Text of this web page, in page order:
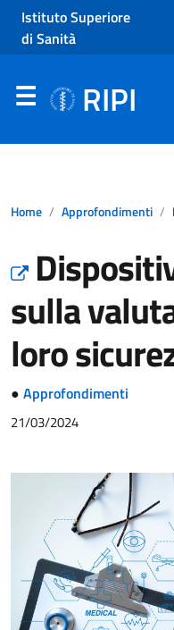
Istituto Superiore
di Sanità
RIPI
Home Approfondimenti
sulla
loro
● Approfondimenti
21/03/2024